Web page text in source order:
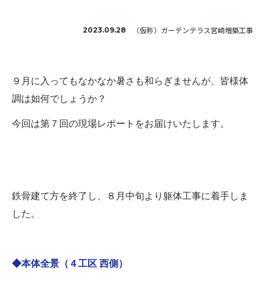
2023.09.28 （仮称）ガーデンテラス宮崎増築工事
９月に入ってもなかなか暑さも和らぎませんが、皆様体
調は如何でしょうか？
今回は第７回の現場レポートをお届けいたします。
鉄骨建て方を終了し、８月中旬より躯体工事に着手しま
した。
◆本体全景（４工区 西側）